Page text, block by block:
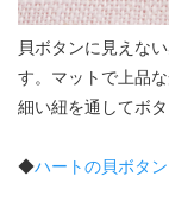
貝ボタンに見えな
す。マットで上品な
細い紐を通してボ
◆ハートの貝ボタン